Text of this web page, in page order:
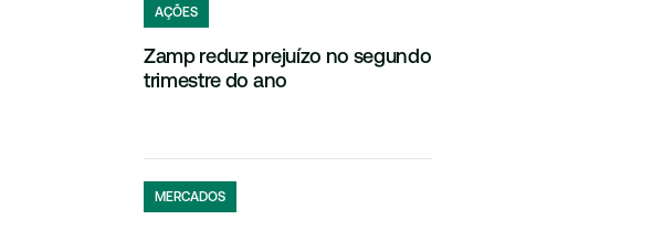
AÇÕES
Zamp reduz prejuízo no segundo
trimestre do ano
MERCADOS